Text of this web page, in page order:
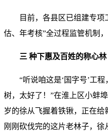
目前，各县区已组建专
估、年考核”全过程监管机制
三 种下惠及百姓的称心林
“听说咱这是‘国字号’工
树，太好了！”在淮上区小蚌
岁的徐从飞握着铁锹，正在
刚刚砍伐完的这片老林子，徐